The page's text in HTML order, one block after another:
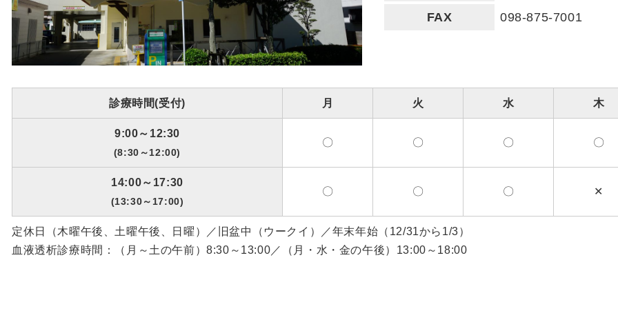
FAX 098-875-7001
診療時間(受付) 月 火 水 木
9:00～12:30
(8:30～12:00)
〇 〇 〇 〇
14:00～17:30
(13:30～17:00)
〇 〇 〇 ✕
定休日（木曜午後、土曜午後、日曜）／旧盆中（ウークイ）／年末年始（12/31から1/3）
血液透析診療時間：（月～土の午前）8:30～13:00／（月・水・金の午後）13:00～18:00